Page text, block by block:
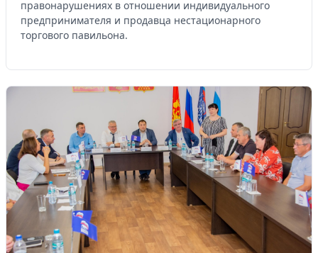
правонарушениях в отношении индивидуального
предпринимателя и продавца нестационарного
торгового павильона.